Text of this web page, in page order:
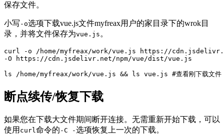
保存文件。
小写 -o选项下载vue.js文件myfreax用户的家目录下的wrok目
录，并将文件保存为vue.js 。
curl -o /home/myfreax/work/vue.js https://
-O https://cdn.jsdelivr.net/npm/vue/dist/vue.js
ls /home/myfreax/work/vue.js && ls vue.js #查看刚下载文件
断点续传/恢复下载
如果您在下载大文件期间断开连接。无需重新开始下载，可以
使用 curl 命令的 -C -选项恢复上一次的下载。